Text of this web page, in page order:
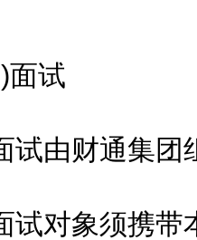
试
由财通集团
对象须携带